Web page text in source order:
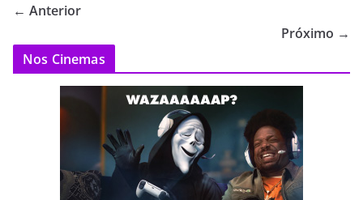
← Anterior
Próximo →
Nos Cinemas